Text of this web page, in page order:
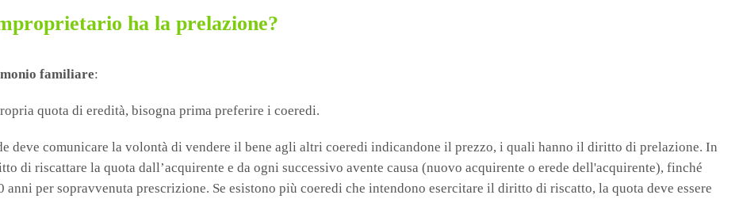
ha la prelazione?
familiare:
quota di eredità, bisogna prima preferire i coeredi.
deve comunicare la volontà di vendere il bene agli altri coeredi indicandone il prezzo, i quali hanno il diritto di prelazione. In
di riscattare la quota dall’acquirente e da ogni successivo avente causa (nuovo acquirente o erede dell'acquirente), finché
per sopravvenuta prescrizione. Se esistono più coeredi che intendono esercitare il diritto di riscatto, la quota deve essere